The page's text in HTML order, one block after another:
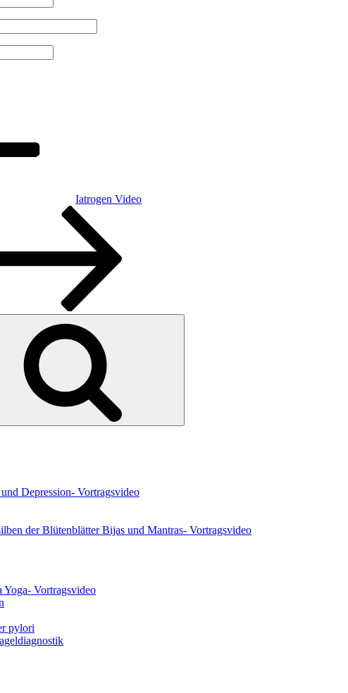
Iatrogen Video
Depression- Vortragsvideo
der Blütenblätter Bijas und Mantras- Vortragsvideo
Yoga- Vortragsvideo
pylori